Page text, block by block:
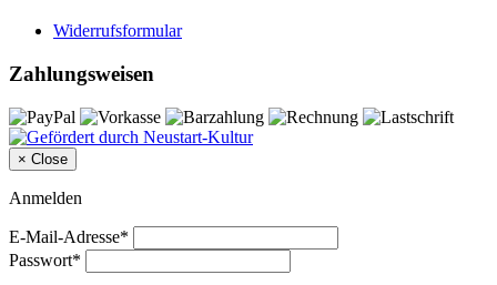
Widerrufsformular
Zahlungsweisen
× Close
Anmelden
E-Mail-Adresse*
Passwort*